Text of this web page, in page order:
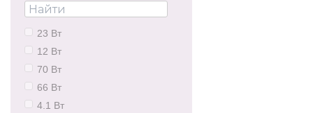
23 Вт
12 Вт
70 Вт
66 Вт
4.1 Вт